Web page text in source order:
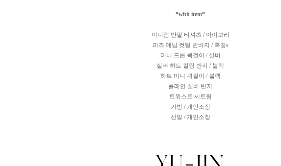
*with item*
미니엄 반팔 티셔츠 / 아이보리
퍼즈 데님 컷팅 반바지 / 흑청s
미니 드롭 목걸이 / 실버
실버 하트 컬링 반지 / 블랙
하트 미니 귀걸이 / 블랙
플레인 실버 반지
트위스트 세트링
가방 / 개인소장
신발 / 개인소장